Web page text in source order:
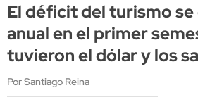
El déficit del turismo
anual en el primer
tuvieron el dólar y los
Por Santiago Reina